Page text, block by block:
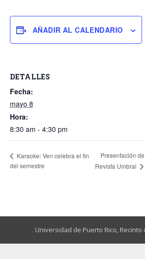
AÑADIR AL CALENDARIO
DETALLES
Fecha:
mayo 8
Hora:
8:30 am - 4:30 pm
Karaoke: Ven celebra el fin
del semestre
Presentación
Revista Umbral
Universidad de Puerto Rico, Recinto